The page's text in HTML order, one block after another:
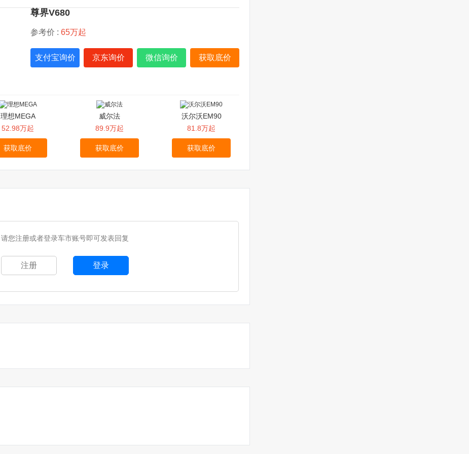
尊界V680
参考价 : 65万起
支付宝询价 京东询价 微信询价 获取底价
理想MEGA
52.98万起
获取底价
威尔法
89.9万起
获取底价
沃尔沃EM90
81.8万起
获取底价
请您注册或者登录车市账号即可发表回复
注册 登录